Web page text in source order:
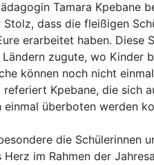
Tamara
Stolz, dass die fleißigen
erarbeitet haben. Diese
zugute, wo Kinder
können noch nicht
referiert Kpebane, die sich
überboten werden
die Schülerinnen
im Rahmen der